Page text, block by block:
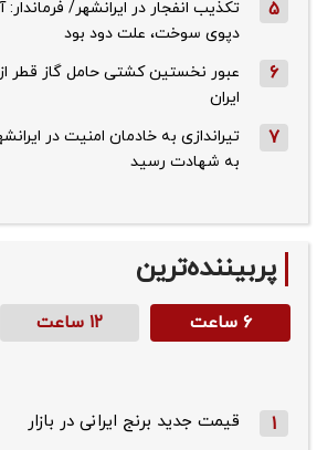
5
تکذیب ‌انفجار در ایرانشهر/
دپوی سوخت، علت دود بود
6
عبور نخستین کشتی حامل گاز قطر
ایران
7
تیراندازی به خادمان امنیت در
به شهادت رسید
پربیننده‌ترین
۶ ساعت ۱۲ ساعت
1 قیمت جدید برنج ایرانی در بازار